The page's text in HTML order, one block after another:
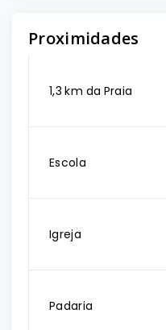
Proximidades
1,3 km da Praia
Escola
Igreja
Padaria